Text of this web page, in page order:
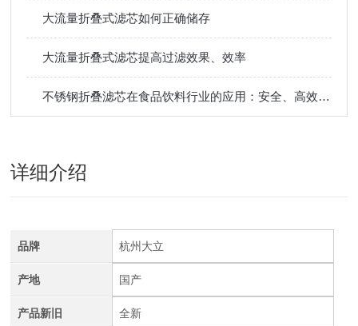
大流量折叠式滤芯如何正确储存
大流量折叠式滤芯提高过滤效果、效率
不锈钢折叠滤芯在食品饮料行业的应用：安全、高效过滤保障
详细介绍
品牌 杭州大立
产地 国产
产品新旧 全新